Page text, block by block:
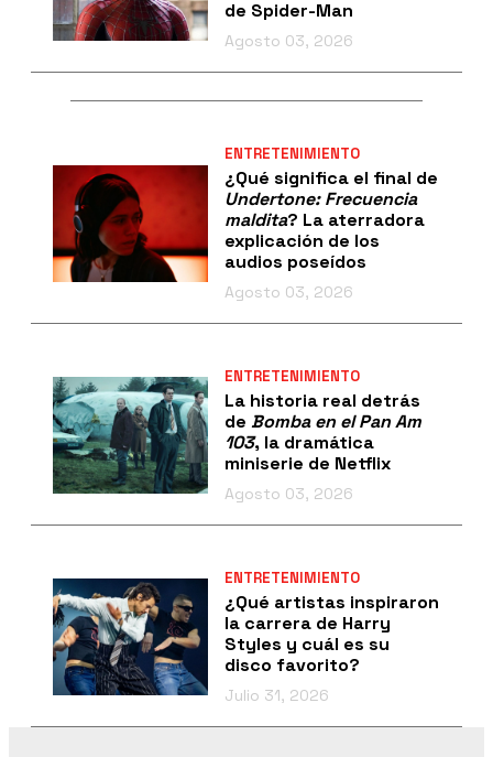
de Spider-Man
Agosto 03, 2026
ENTRETENIMIENTO
¿Qué significa el final de
Undertone: Frecuencia
maldita? La aterradora
explicación de los
audios poseídos
Agosto 03, 2026
ENTRETENIMIENTO
La historia real detrás
de Bomba en el Pan Am
103, la dramática
miniserie de Netflix
Agosto 03, 2026
ENTRETENIMIENTO
¿Qué artistas inspiraron
la carrera de Harry
Styles y cuál es su
disco favorito?
Julio 31, 2026